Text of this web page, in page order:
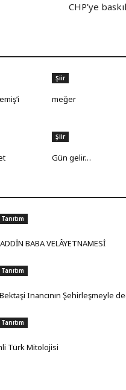
CHP’ye
Şiir
meğer
Şiir
Gün gelir…
BABA VELÂYETNAMESİ
Inancının Şehirleşmeyle
Türk Mitolojisi